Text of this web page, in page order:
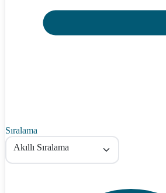
Sıralama
Akıllı Sıralama